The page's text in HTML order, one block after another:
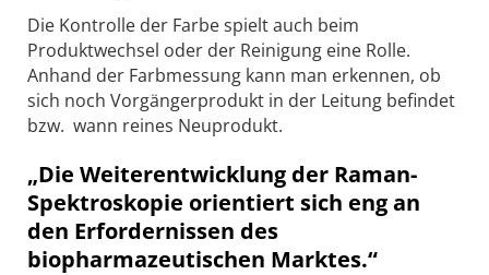
Die Kontrolle der Farbe spielt auch beim
Produktwechsel oder der Reinigung eine Rolle.
Anhand der Farbmessung kann man erkennen, ob
sich noch Vorgängerprodukt in der Leitung befindet
bzw. wann reines Neuprodukt.
„Die Weiterentwicklung der Raman-
Spektroskopie orientiert sich eng an
den Erfordernissen des
biopharmazeutischen Marktes.“